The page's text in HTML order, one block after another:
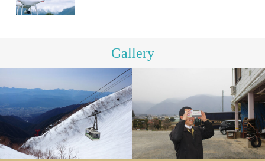
Gallery
駒ヶ岳ロー